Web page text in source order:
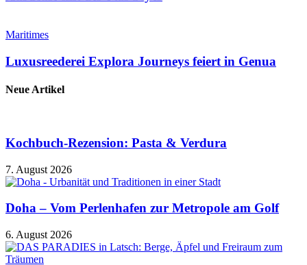
Maritimes
Luxusreederei Explora Journeys feiert in Genua
Neue Artikel
Kochbuch-Rezension: Pasta & Verdura
7. August 2026
Doha – Vom Perlenhafen zur Metropole am Golf
6. August 2026